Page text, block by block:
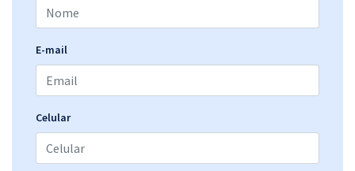
E-mail
Celular